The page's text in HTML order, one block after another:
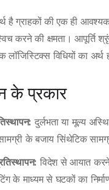
है ग्राहकों की एक ही
करने की क्षमता। आपूर्ति
लॉजिस्टिक्स विधियों का
के प्रकार
दुर्लभता या मूल्य
के बजाय सिंथेटिक
विदेश से आयात
के माध्यम से घटकों का